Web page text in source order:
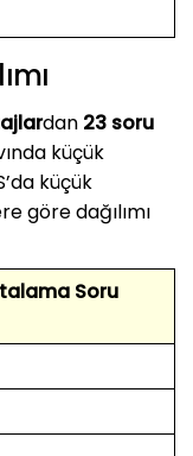
dan 23 soru
küçük
küçük
göre dağılımı
Soru